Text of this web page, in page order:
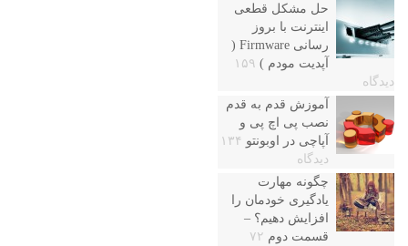
حل مشکل قطعی
اینترنت با بروز
رسانی Firmware (
آپدیت مودم ) ۱۵۹
دیدگاه
آموزش قدم به قدم
نصب پی اچ پی و
آپاچی در اوبونتو ۱۳۴
دیدگاه
چگونه مهارت
یادگیری خودمان را
افزایش دهیم؟ –
قسمت دوم ۷۲